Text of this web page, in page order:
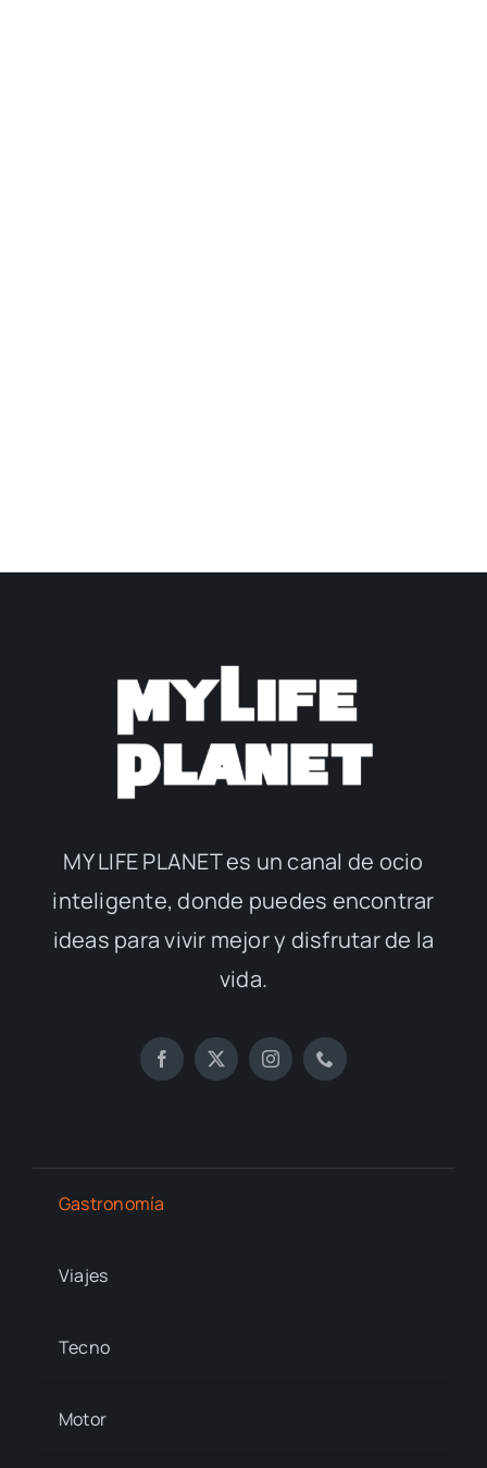
MY LIFE PLANET es un canal de ocio
inteligente, donde puedes encontrar
ideas para vivir mejor y disfrutar de la
vida.
Gastronomía
Viajes
Tecno
Motor